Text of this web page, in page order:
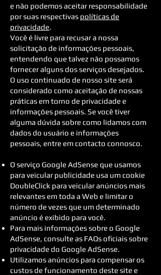
e não podemos aceitar responsabilidade
por suas respectivas políticas de
privacidade.
Você é livre para recusar a nossa
solicitação de informações pessoais,
entendendo que talvez não possamos
fornecer alguns dos serviços desejados.
O uso continuado de nosso site será
considerado como aceitação de nossas
práticas em torno de privacidade e
informações pessoais. Se você tiver
alguma dúvida sobre como lidamos com
dados do usuário e informações
pessoais, entre em contacto connosco.
O serviço Google AdSense que usamos
para veicular publicidade usa um cookie
DoubleClick para veicular anúncios mais
relevantes em toda a Web e limitar o
número de vezes que um determinado
anúncio é exibido para você.
Para mais informações sobre o Google
AdSense, consulte as FAQs oficiais sobre
privacidade do Google AdSense.
Utilizamos anúncios para compensar os
custos de funcionamento deste site e